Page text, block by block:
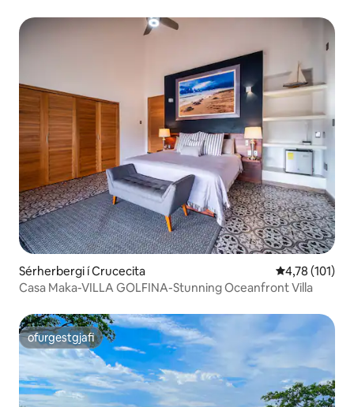
Sérherbergi í Crucecita 4,78 af 5 í
4,78 (101)
Casa Maka-VILLA GOLFINA-Stunning Oceanfront Villa
ofurgestgjafi
ofurgestgjafi